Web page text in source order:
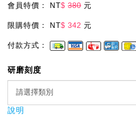
會員特價： NT$ 380 元
限購特價： NT$ 342 元
付款方式：
研磨刻度
說明